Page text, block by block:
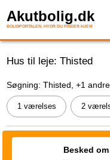
Akutbolig.dk
BOLIGPORTALEN, HVOR DU FINDER HJEM
Hus til leje: Thisted
Søgning: Thisted, +1 andre
1 værelses 2
Besked